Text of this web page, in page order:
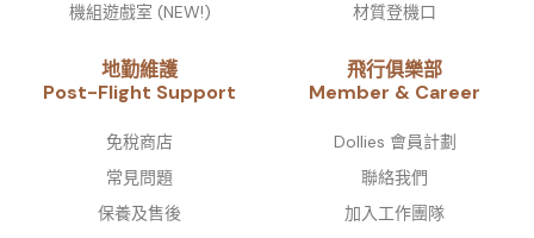
機組遊戲室 (NEW!)
材質登機口
地勤維護
Post-Flight Support
免稅商店
常見問題
保養及售後
飛行俱樂部
Member & Career
Dollies 會員計劃
聯絡我們
加入工作團隊